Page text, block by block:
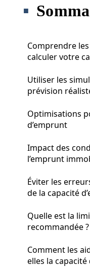
Comprendre
calculer votre
Utiliser les
prévision
Optimisations
d’emprunt
Impact des
l’emprunt
Éviter les
de la capacité
Quelle est la
recommandée ?
Comment les
elles la capacité